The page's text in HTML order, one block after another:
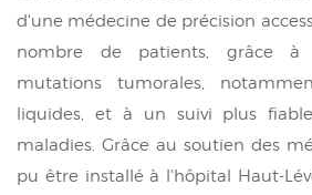
d'une médecine de précision
nombre de patients, grâce à
mutations tumorales,
liquides, et à un suivi plus
maladies. Grâce au soutien des
pu être installé à l'hôpital Haut-